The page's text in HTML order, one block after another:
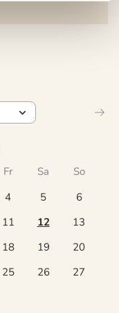
Fr Sa
So
4 5
6
11 12
13
18 19
20
25 26
27